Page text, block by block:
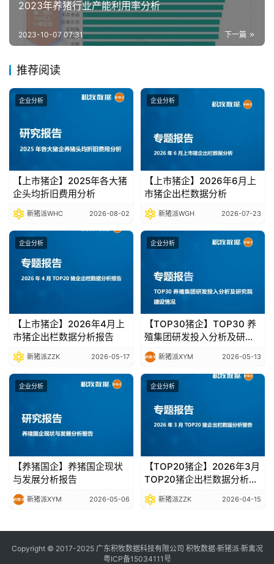
析
告
数
据
表
今
日
猪
价
2023年养猪行业产能利用率分析
下一篇
2023-10-07 07:31
推荐阅读
企业分析
【上市猪企】2025年各大猪
企头均折旧费用分析
新猪派WHC 2026-08-02
企业分析
【上市猪企】2026年6月上
市猪企出栏数据分析
新猪派WGH 2026-07-23
企业分析
【上市猪企】2026年4月上
市猪企出栏数据分析报告
新猪派ZZK 2026-05-17
企业分析
【TOP30猪企】TOP30 养
殖集团研发投入分析及研究
院建设情况
新猪派XYM 2026-05-13
企业分析
【养猪国企】养猪国企现状
与发展分析报告
新猪派XYM 2026-05-06
企业分析
【TOP20猪企】2026年3月
TOP20猪企出栏数据分析报
告
新猪派ZZK 2026-04-15
Copyright © 2017-2025 广东积牧数据科技有限公司 积牧数据·新猪派·新禽况
粤ICP备15034111号